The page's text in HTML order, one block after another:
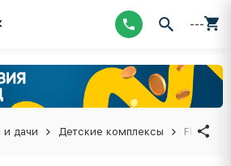
---
и дачи Детские комплексы FUN-